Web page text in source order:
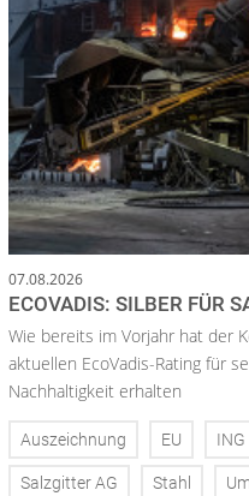
07.08.2026
ECOVADIS: SILBER FÜR
Wie bereits im Vorjahr hat der
aktuellen EcoVadis-Rating für
Nachhaltigkeit erhalten
Auszeichnung EU ING
Salzgitter AG Stahl